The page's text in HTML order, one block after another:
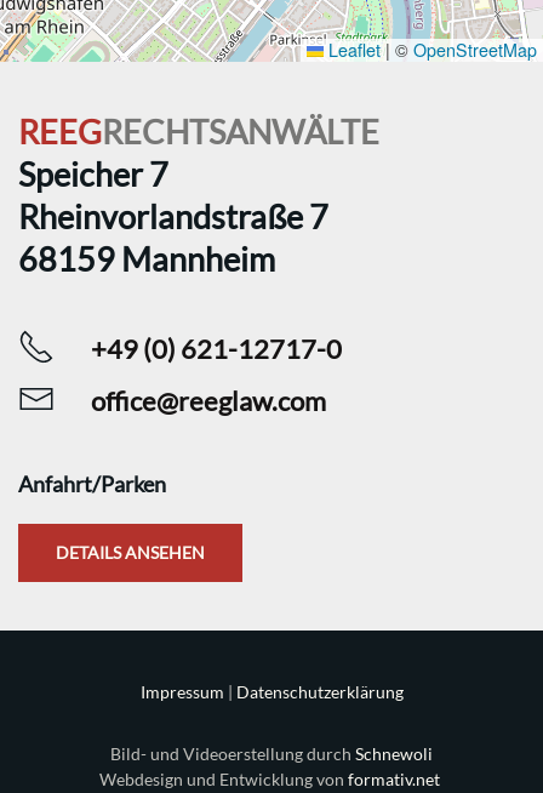
Leaflet | © OpenStreetMap
REEGRECHTSANWÄLTE
Speicher 7
Rheinvorlandstraße 7
68159 Mannheim
+49 (0) 621-12717-0
office@reeglaw.com
Anfahrt/Parken
DETAILS ANSEHEN
Impressum | Datenschutzerklärung
Bild- und Videoerstellung durch Schnewoli
Webdesign und Entwicklung von formativ.net